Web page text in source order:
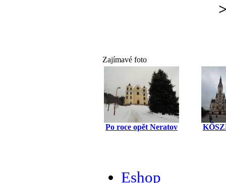
Zajímavé foto
Po roce opět Neratov
Eshop